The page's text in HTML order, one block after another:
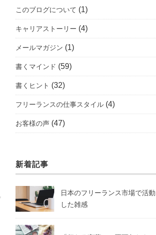
このブログについて (1)
キャリアストーリー (4)
メールマガジン (1)
書くマインド (59)
書くヒント (32)
フリーランスの仕事スタイル (4)
お客様の声 (47)
新着記事
日本のフリーランス市場で活動
した雑感